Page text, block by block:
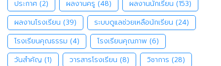
ประกาศ (2) ผลงานครู (48) ผลงานนักเรียน (153)
ผลงานโรงเรียน (39) ระบบดูแลช่วยเหลือนักเรียน (24)
โรงเรียนคุณธรรม (4) โรงเรียนคุณภาพ (6)
วันสำคัญ (1) วารสารโรงเรียน (8) วิชาการ (28)